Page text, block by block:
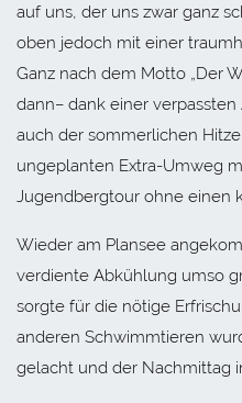
auf uns, der uns zwar ganz
oben jedoch mit einer
Ganz nach dem Motto „Der
dann– dank einer
auch der sommerlichen
ungeplanten Extra-Umweg
Jugendbergtour ohne einen
Wieder am Plansee
verdiente Abkühlung umso
sorgte für die nötige
anderen Schwimmtieren
gelacht und der Nachmittag